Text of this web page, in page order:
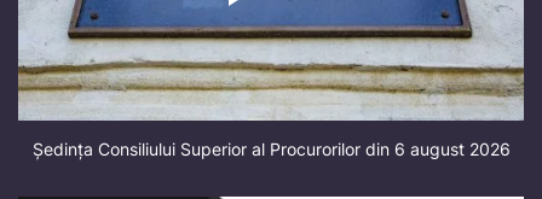
Ședința Consiliului Superior al Procurorilor din 6 august 2026